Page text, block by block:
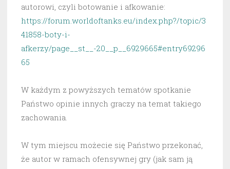
autorowi, czyli botowanie i afkowanie:
https://forum.worldoftanks.eu/index.php?/topic/3
41858-boty-i-
afkerzy/page__st__-20__p__6929665#entry69296
65
W każdym z powyższych tematów spotkanie
Państwo opinie innych graczy na temat takiego
zachowania.
W tym miejscu możecie się Państwo przekonać,
że autor w ramach ofensywnej gry (jak sam ją